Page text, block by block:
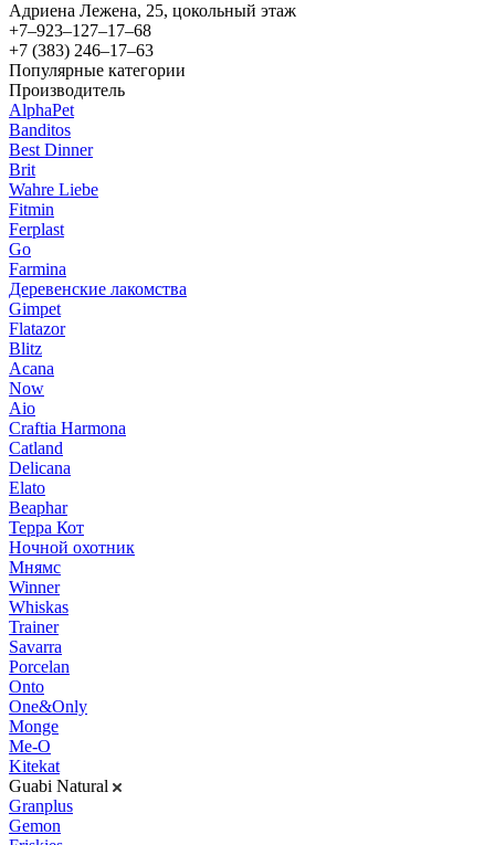
Адриена Лежена, 25​, цокольный этаж
+7‒923‒127‒17‒68
+7 (383) 246‒17‒63
Популярные категории
Производитель
AlphaPet
Banditos
Best Dinner
Brit
Wahre Liebe
Fitmin
Ferplast
Go
Farmina
Деревенские лакомства
Gimpet
Flatazor
Blitz
Acana
Now
Aio
Craftia Harmona
Catland
Delicana
Elato
Beaphar
Терра Кот
Ночной охотник
Мнямс
Winner
Whiskas
Trainer
Savarra
Porcelan
Onto
One&Only
Monge
Me-O
Kitekat
Guabi Natural
Granplus
Gemon